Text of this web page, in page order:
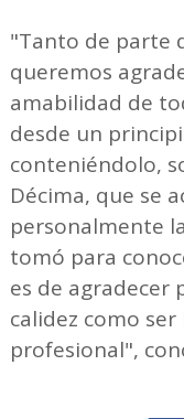
"Tanto de parte
queremos
amabilidad de
desde un
conteniéndolo,
Décima, que se
personalmente
tomó para
es de agradecer
calidez como
profesional",